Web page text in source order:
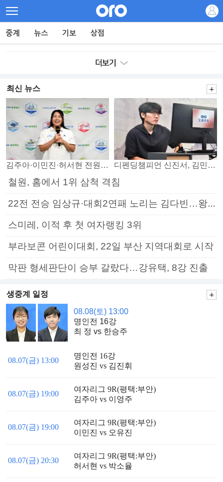
최신 뉴스
김주아·이민진·허서현 전원 승리… 평택, 부안 꺾고 5연승 디펜딩챔피언 신진서, 김민석 꺾고 8강으로
철원, 홈에서 1위 삼척 격침
22전 전승 임상규·대회2연패 노리는 김다빈…왕중왕전 16강 7일부터
스미레, 이적 후 첫 여자랭킹 3위
부라보콘 어린이대회, 22일 부산 지역대회로 시작
막판 형세판단이 승부 갈랐다…강유택, 8강 진출
생중계 일정
08.08(토) 13:00
명인전 16강
최 정 vs 한승주
08.07(금) 13:00
명인전 16강
원성진 vs 김진휘
08.07(금) 19:00
여자리그 9R(평택:부안)
김주아 vs 이영주
08.07(금) 19:00
여자리그 9R(평택:부안)
이민진 vs 오유진
08.07(금) 20:30
여자리그 9R(평택:부안)
허서현 vs 박소율